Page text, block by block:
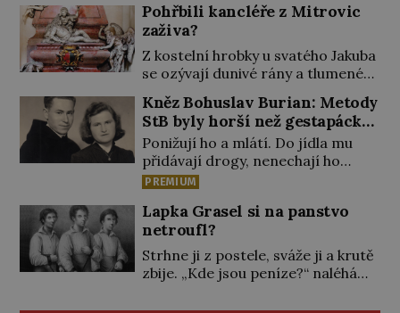
diváci v hledišti napětím ani
nedýchají. Píše se rok 1606 a
populární anglický dramatik
William Shakespeare uvádí svou
Tragédii o Macbethovi. Napsal ji
pro krále Jakuba I., jenž v roce
1603 vystřídal […]
Pohřbili kancléře z Mitrovic
zaživa?
Z kostelní hrobky u svatého Jakuba
se ozývají dunivé rány a tlumené
výkřiky. „To jistě řádí duch,“ myslí si
pověrčiví lidé. Ani za dvě kopy
grošů by se nikdo neodvážil
podzemní hrobku otevřít a její
poklop tak raději jen skrápí
svěcenou vodou. Za několik dní
Když o mnoho let později hrobku
[…]
Kněz Bohuslav Burian: Metody
StB byly horší než gestapácké
trýznění
Ponižují ho a mlátí. Do jídla mu
přidávají drogy, nenechají ho
pořádně vyspat a smrtí vyhrožují i
týrání nevydrží a estébákům
podepíše všechno, co po něm
chtějí. Svým podpisem jim potvrdí
také to, že na něj během výslechů
nikdo nevyvíjel fyzický ani
PREMIUM
Lapka Grasel si na panstvo
netroufl?
Strhne ji z postele, sváže ji a krutě
zbije. „Kde jsou peníze?“ naléhá
mu to neprozradí – ostatně ani